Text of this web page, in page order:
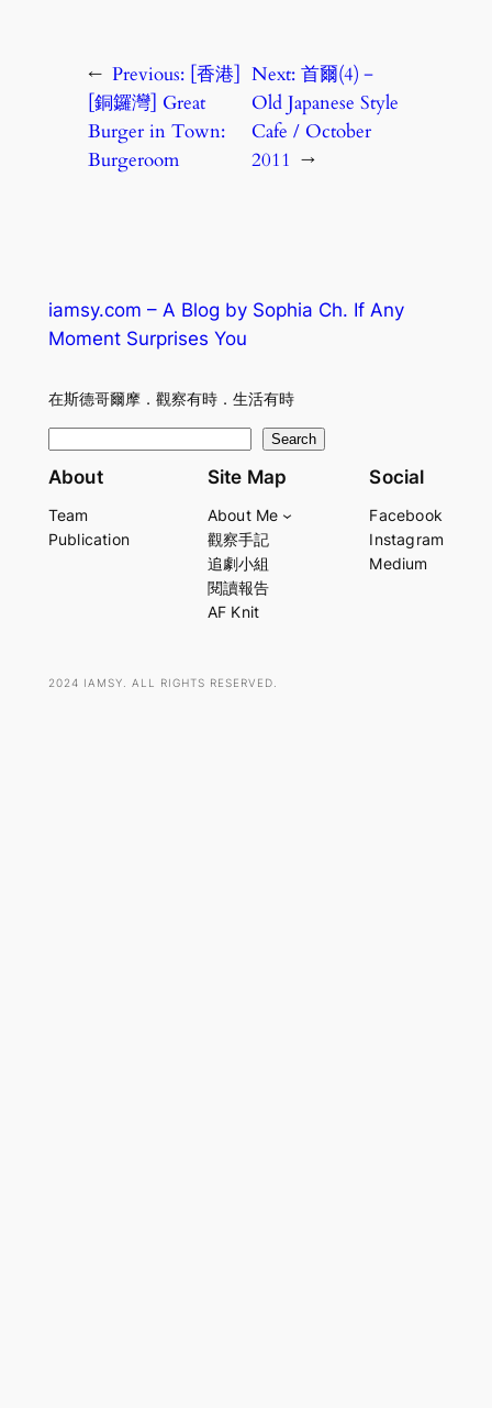
← Previous: [香港]
[銅鑼灣] Great
Burger in Town:
Burgeroom
Next:首爾(4)－
Old Japanese Style
Cafe / October
2011 →
iamsy.com – A Blog by Sophia Ch. If Any
Moment Surprises You
在斯德哥爾摩．觀察有時．生活有時
e
r
Search
About
Team
Publication
Site Map
About Me
觀察手記
追劇小組
閱讀報告
AF Knit
Social
Facebook
Instagram
Medium
2024 IAMSY. ALL RIGHTS RESERVED.